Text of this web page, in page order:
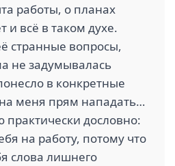
работы, о планах
и всё в таком духе.
странные вопросы,
не задумывалась
в конкретные
меня прям нападать…
дословно:
на работу, потому что
слова лишнего